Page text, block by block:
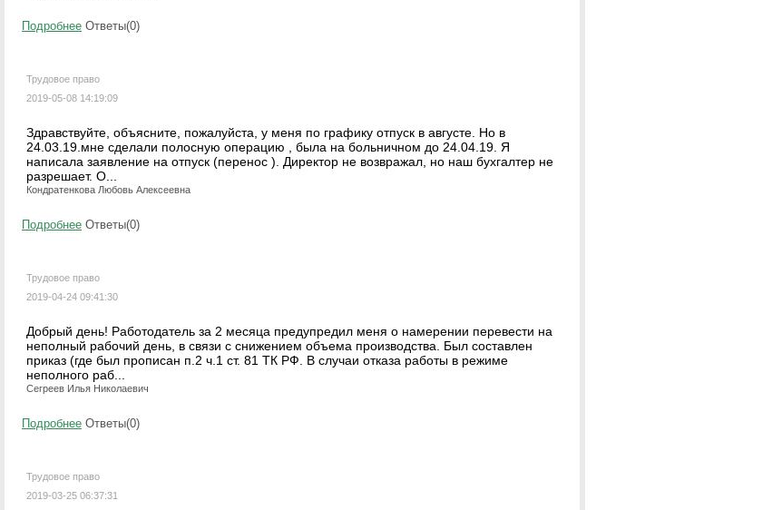
Подробнее Ответы(0)
Трудовое право
2019-05-08 14:19:09
Здравствуйте, объясните, пожалуйста, у меня по графику отпуск в августе. Но в
24.03.19.мне сделали полосную операцию , была на больничном до 24.04.19. Я
написала заявление на отпуск (перенос ). Директор не возвражал, но наш бухгалтер не
разрешает. О...
Кондратенкова Любовь Алексеевна
Подробнее Ответы(0)
Трудовое право
2019-04-24 09:41:30
Добрый день! Работодатель за 2 месяца предупредил меня о намерении перевести на
неполный рабочий день, в связи с снижением объема производства. Был составлен
приказ (где был прописан п.2 ч.1 ст. 81 ТК РФ. В случаи отказа работы в режиме
неполного раб...
Сегреев Илья Николаевич
Подробнее Ответы(0)
Трудовое право
2019-03-25 06:37:31